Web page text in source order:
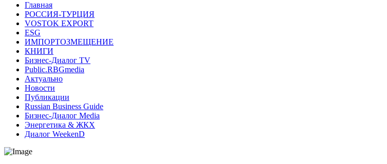
Главная
РОССИЯ-ТУРЦИЯ
VOSTOK EXPORT
ESG
ИМПОРТОЗМЕЩЕНИЕ
КНИГИ
Бизнес-Диалог TV
Public.RBGmedia
Актуально
Новости
Публикации
Russian Business Guide
Бизнес-Диалог Media
Энергетика & ЖКХ
Диалог WeekenD